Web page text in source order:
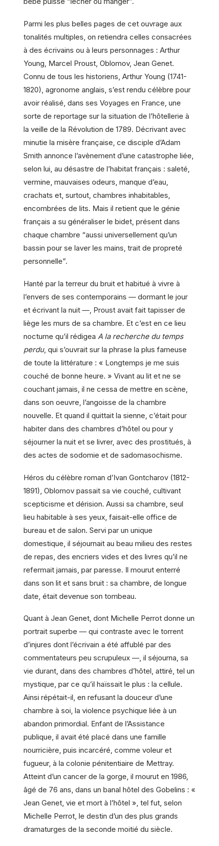
Parmi les plus belles pages de cet ouvrage aux
tonalités multiples, on retiendra celles consacrées
à des écrivains ou à leurs personnages : Arthur
Young, Marcel Proust, Oblomov, Jean Genet.
Connu de tous les historiens, Arthur Young (1741-
1820), agronome anglais, s’est rendu célèbre pour
avoir réalisé, dans ses Voyages en France, une
sorte de reportage sur la situation de l’hôtellerie à
la veille de la Révolution de 1789. Décrivant avec
minutie la misère française, ce disciple d’Adam
Smith annonce l’avènement d’une catastrophe liée,
selon lui, au désastre de l’habitat français : saleté,
vermine, mauvaises odeurs, manque d’eau,
crachats et, surtout, chambres inhabitables,
encombrées de lits. Mais il retient que le génie
français a su généraliser le bidet, présent dans
chaque chambre “aussi universellement qu’un
bassin pour se laver les mains, trait de propreté
personnelle”.
Hanté par la terreur du bruit et habitué à vivre à
l’envers de ses contemporains — dormant le jour
et écrivant la nuit —, Proust avait fait tapisser de
liège les murs de sa chambre. Et c’est en ce lieu
nocturne qu’il rédigea A la recherche du temps
perdu, qui s’ouvrait sur la phrase la plus fameuse
de toute la littérature : « Longtemps je me suis
couché de bonne heure. » Vivant au lit et ne se
couchant jamais, il ne cessa de mettre en scène,
dans son oeuvre, l’angoisse de la chambre
nouvelle. Et quand il quittait la sienne, c’était pour
habiter dans des chambres d’hôtel ou pour y
séjourner la nuit et se livrer, avec des prostitués, à
des actes de sodomie et de sadomasochisme.
Héros du célèbre roman d’Ivan Gontcharov (1812-
1891), Oblomov passait sa vie couché, cultivant
scepticisme et dérision. Aussi sa chambre, seul
lieu habitable à ses yeux, faisait-elle office de
bureau et de salon. Servi par un unique
domestique, il séjournait au beau milieu des restes
de repas, des encriers vides et des livres qu’il ne
refermait jamais, par paresse. Il mourut enterré
dans son lit et sans bruit : sa chambre, de longue
date, était devenue son tombeau.
Quant à Jean Genet, dont Michelle Perrot donne un
portrait superbe — qui contraste avec le torrent
d’injures dont l’écrivain a été affublé par des
commentateurs peu scrupuleux —, il séjourna, sa
vie durant, dans des chambres d’hôtel, attiré, tel un
mystique, par ce qu’il haïssait le plus : la cellule.
Ainsi répétait-il, en refusant la douceur d’une
chambre à soi, la violence psychique liée à un
abandon primordial. Enfant de l’Assistance
publique, il avait été placé dans une famille
nourricière, puis incarcéré, comme voleur et
fugueur, à la colonie pénitentiaire de Mettray.
Atteint d’un cancer de la gorge, il mourut en 1986,
âgé de 76 ans, dans un banal hôtel des Gobelins : «
Jean Genet, vie et mort à l’hôtel », tel fut, selon
Michelle Perrot, le destin d’un des plus grands
dramaturges de la seconde moitié du siècle.